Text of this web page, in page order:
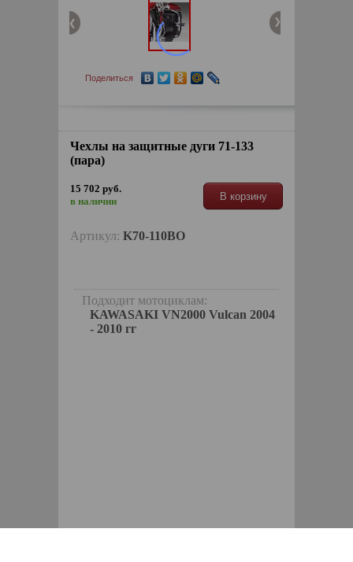
Поделиться
Чехлы на защитные дуги 71-133
(пара)
15 702 руб.
в наличии
В корзину
Артикул: K70-110BO
Подходит мотоциклам:
KAWASAKI VN2000 Vulcan 2004
- 2010 гг